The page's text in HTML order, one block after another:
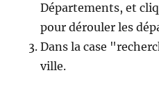
Départements, et
pour dérouler les
Dans la case
ville.